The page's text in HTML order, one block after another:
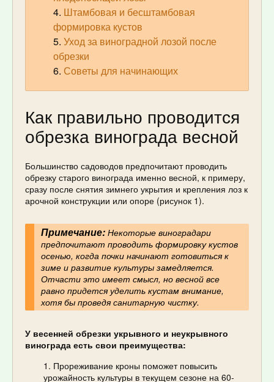
Штамбовая и бесштамбовая
формировка кустов
Уход за виноградной лозой после
обрезки
Советы для начинающих
Как правильно проводится
обрезка винограда весной
Большинство садоводов предпочитают проводить
обрезку старого винограда именно весной, к примеру,
сразу после снятия зимнего укрытия и крепления лоз к
арочной конструкции или опоре (рисунок 1).
Примечание:Некоторые виноградари
предпочитают проводить формировку кустов
осенью, когда почки начинают готовиться к
зиме и развитие культуры замедляется.
Отчасти это имеет смысл, но весной все
равно придется уделить кустам внимание,
хотя бы проведя санитарную чистку.
У весенней обрезки укрывного и неукрывного
винограда есть свои преимущества:
Прореживание кроны поможет повысить
урожайность культуры в текущем сезоне на 60-